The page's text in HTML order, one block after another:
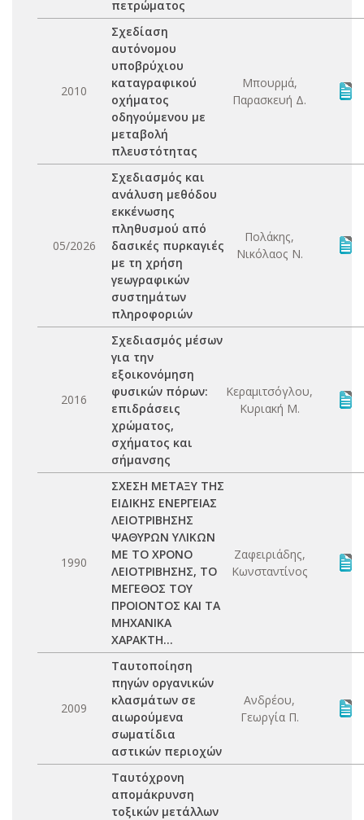
πετρώματος
2010
Σχεδίαση
αυτόνομου
υποβρύχιου
καταγραφικού
οχήματος
οδηγούμενου με
μεταβολή
πλευστότητας
Μπουρμά,
Παρασκευή Δ.
05/2026
Σχεδιασμός και
ανάλυση μεθόδου
εκκένωσης
πληθυσμού από
δασικές πυρκαγιές
με τη χρήση
γεωγραφικών
συστημάτων
πληροφοριών
Πολάκης,
Νικόλαος Ν.
2016
Σχεδιασμός μέσων
για την
εξοικονόμηση
φυσικών πόρων:
επιδράσεις
χρώματος,
σχήματος και
σήμανσης
Κεραμιτσόγλου,
Κυριακή Μ.
1990
ΣΧΕΣΗ ΜΕΤΑΞΥ ΤΗΣ
ΕΙΔΙΚΗΣ ΕΝΕΡΓΕΙΑΣ
ΛΕΙΟΤΡΙΒΗΣΗΣ
ΨΑΘΥΡΩΝ ΥΛΙΚΩΝ
ΜΕ ΤΟ ΧΡΟΝΟ
ΛΕΙΟΤΡΙΒΗΣΗΣ, ΤΟ
ΜΕΓΕΘΟΣ ΤΟΥ
ΠΡΟΙΟΝΤΟΣ ΚΑΙ ΤΑ
ΜΗΧΑΝΙΚΑ
ΧΑΡΑΚΤΗ...
Ζαφειριάδης,
Κωνσταντίνος
2009
Ταυτοποίηση
πηγών οργανικών
κλασμάτων σε
αιωρούμενα
σωματίδια
αστικών περιοχών
Ανδρέου,
Γεωργία Π.
Ταυτόχρονη
απομάκρυνση
τοξικών μετάλλων